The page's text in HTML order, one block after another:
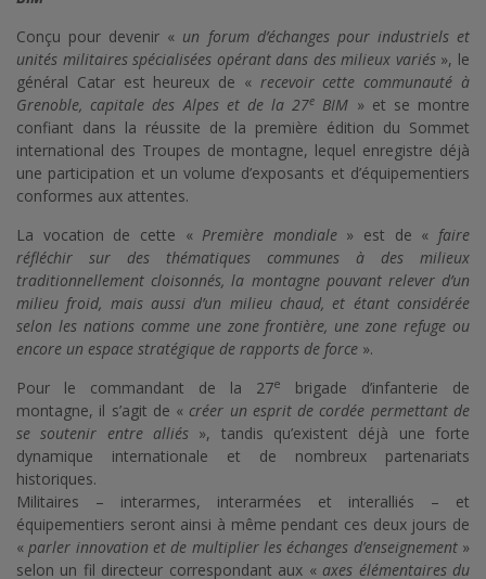
Conçu pour devenir « un forum d’échanges pour industriels et
unités militaires spécialisées opérant dans des milieux variés», le
général Catar est heureux de «recevoir cette communauté à
Grenoble, capitale des Alpes et de la 27e BIM » et se montre
confiant dans la réussite de la première édition du Sommet
international des Troupes de montagne, lequel enregistre déjà
une participation et un volume d’exposants et d’équipementiers
conformes aux attentes.
La vocation de cette « Première mondiale» est de « faire
réfléchir sur des thématiques communes à des milieux
traditionnellement cloisonnés, la montagne pouvant relever d’un
milieu froid, mais aussi d’un milieu chaud, et étant considérée
selon les nations comme une zone frontière, une zone refuge ou
encore un espace stratégique de rapports de force ».
Pour le commandant de la 27e
brigade d’infanterie de
montagne, il s’agit de « créer un esprit de cordée permettant de
se soutenir entre alliés », tandis qu’existent déjà une forte
dynamique internationale et de nombreux partenariats
historiques.
Militaires – interarmes, interarmées et interalliés – et
équipementiers seront ainsi à même pendant ces deux jours de
«parler innovation et de multiplier les échanges d’enseignement»
selon un fil directeur correspondant aux « axes élémentaires du